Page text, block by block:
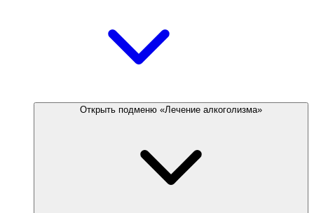
Открыть подменю «Лечение алкоголизма»